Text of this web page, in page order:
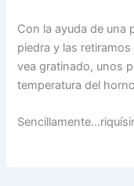
Con la ayuda de una
piedra y las
vea gratinado, unos
temperatura del